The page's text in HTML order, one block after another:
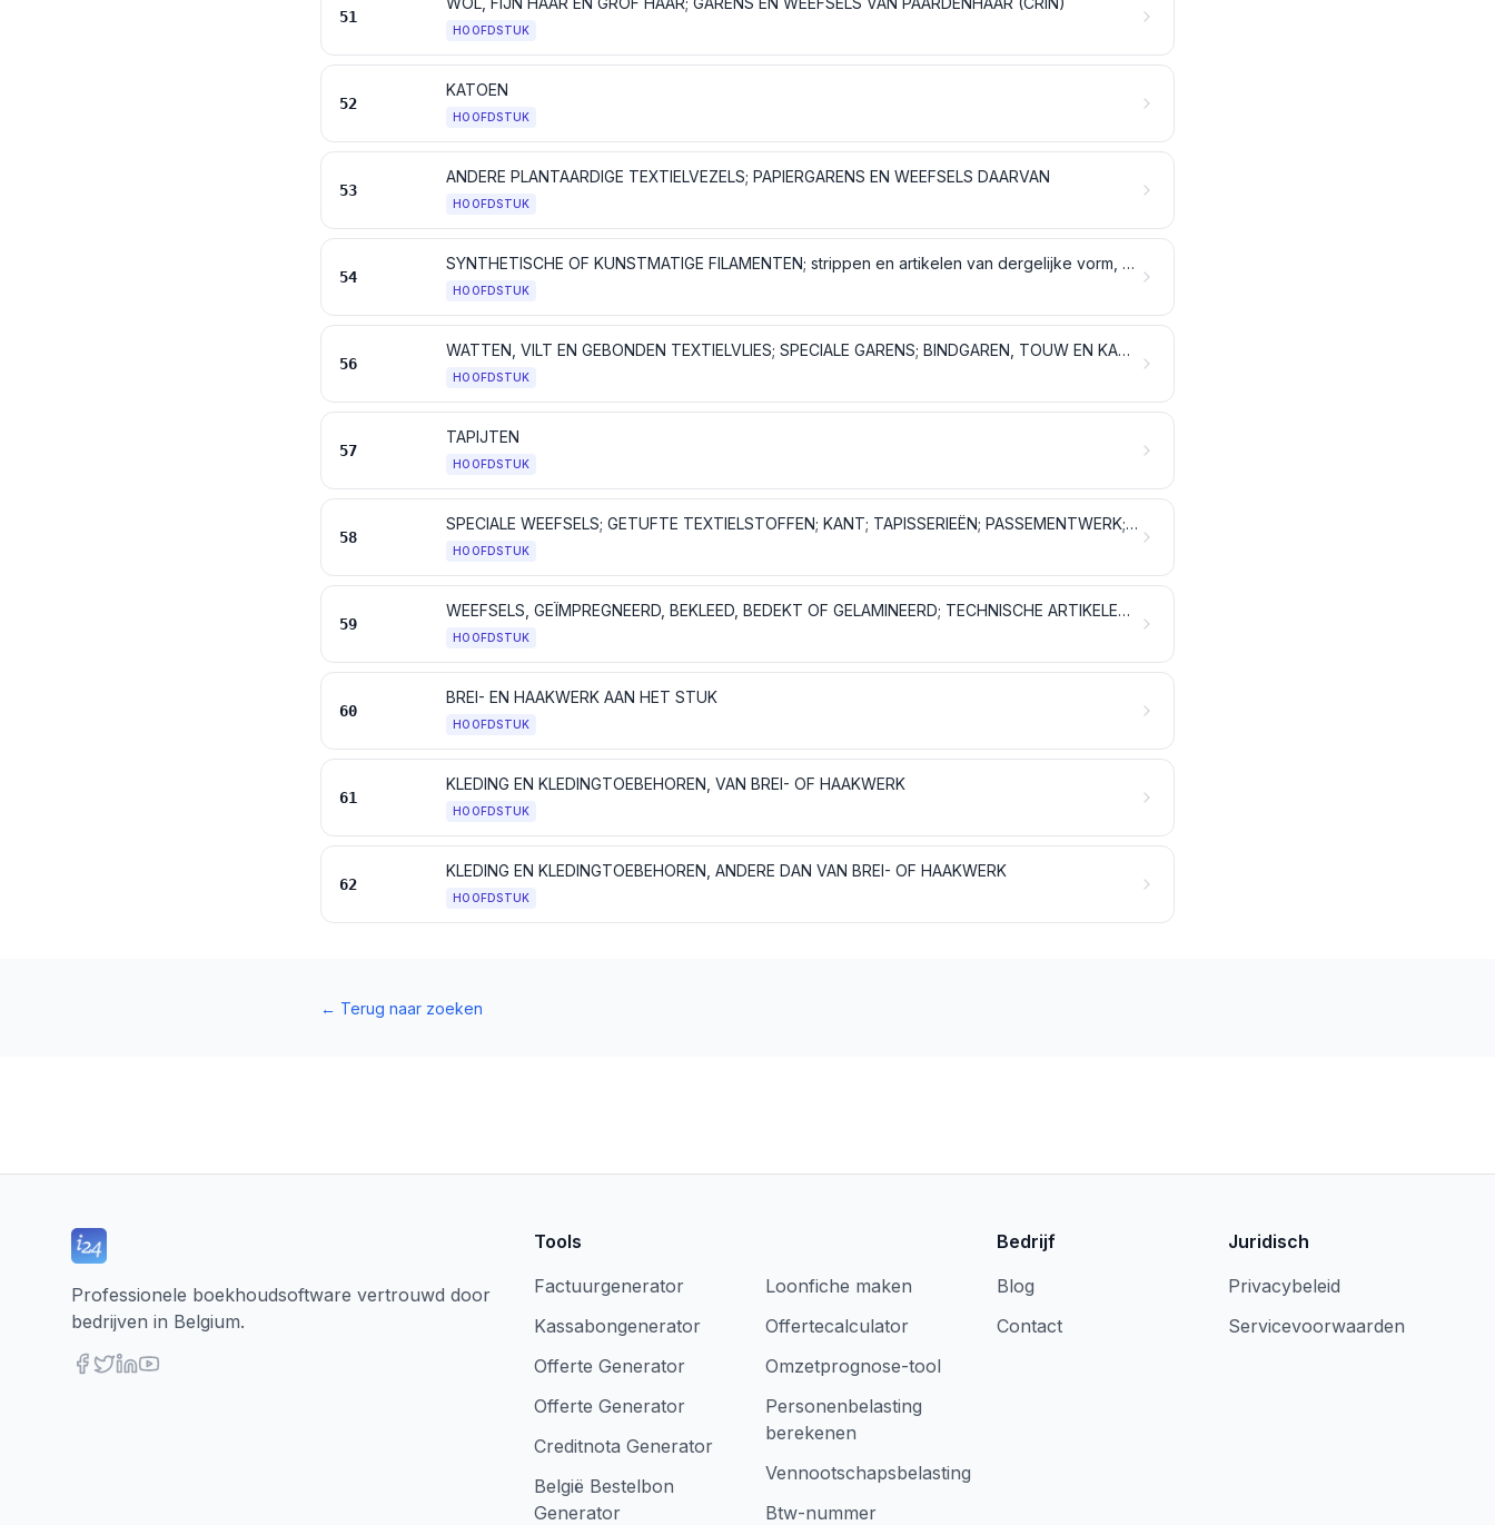
51
HOOFDSTUK
52
KATOEN
HOOFDSTUK
53
ANDERE PLANTAARDIGE TEXTIELVEZELS; PAPIERGARENS EN WEEFSELS DAARVAN
HOOFDSTUK
54
SYNTHETISCHE OF KUNSTMATIGE FILAMENTEN; strippen en artikelen van dergelijke vorm, van synthetische of van kunstmatige textielstoffen
HOOFDSTUK
56
WATTEN, VILT EN GEBONDEN TEXTIELVLIES; SPECIALE GARENS; BINDGAREN, TOUW EN KABEL, ALSMEDE WERKEN DAARVAN
HOOFDSTUK
57
TAPIJTEN
HOOFDSTUK
58
SPECIALE WEEFSELS; GETUFTE TEXTIELSTOFFEN; KANT; TAPISSERIEËN; PASSEMENTWERK; BORDUURWERK
HOOFDSTUK
59
WEEFSELS, GEÏMPREGNEERD, BEKLEED, BEDEKT OF GELAMINEERD; TECHNISCHE ARTIKELEN VAN TEXTIELSTOFFEN
HOOFDSTUK
60
BREI- EN HAAKWERK AAN HET STUK
HOOFDSTUK
61
KLEDING EN KLEDINGTOEBEHOREN, VAN BREI- OF HAAKWERK
HOOFDSTUK
62
KLEDING EN KLEDINGTOEBEHOREN, ANDERE DAN VAN BREI- OF HAAKWERK
HOOFDSTUK
← Terug naar zoeken
Professionele boekhoudsoftware vertrouwd door
bedrijven in Belgium.
Tools
Factuurgenerator
Kassabongenerator
Offerte Generator
Offerte Generator
Creditnota Generator
België Bestelbon
Generator
Loonfiche maken
Offertecalculator
Omzetprognose-tool
Personenbelasting
berekenen
Vennootschapsbelasting
Btw-nummer
Bedrijf
Blog
Contact
Juridisch
Privacybeleid
Servicevoorwaarden